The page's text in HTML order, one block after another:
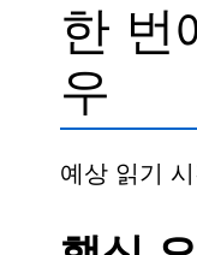
한 번
우
예상 읽기